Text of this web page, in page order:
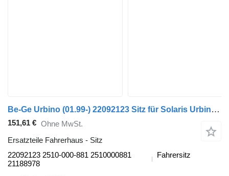
Be-Ge Urbino (01.99-) 22092123 Sitz für Solaris Urbino, Alpino, Vacanza (1999-) Bus
151,61 € Ohne MwSt.
Ersatzteile Fahrerhaus - Sitz
22092123 2510-000-881 2510000881
21188978
Fahrersitz